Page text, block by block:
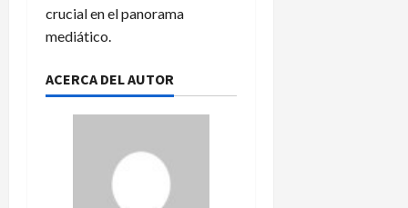
crucial en el panorama
mediático.
ACERCA DEL AUTOR